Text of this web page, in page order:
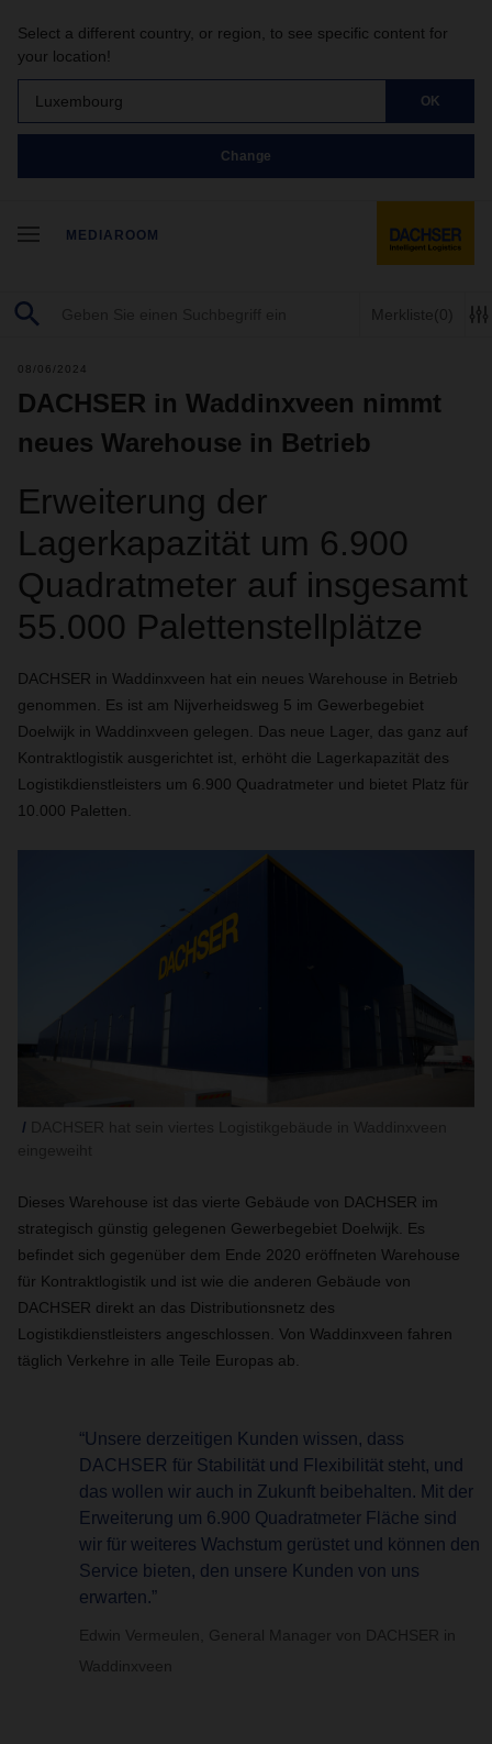
Select a different country, or region, to see specific content for
your location!
Luxembourg OK
Change
MEDIAROOM
Merkliste(0)
08/06/2024
DACHSER in Waddinxveen nimmt
neues Warehouse in Betrieb
Erweiterung der
Lagerkapazität um 6.900
Quadratmeter auf insgesamt
55.000 Palettenstellplätze
DACHSER in Waddinxveen hat ein neues Warehouse in Betrieb
genommen. Es ist am Nijverheidsweg 5 im Gewerbegebiet
Doelwijk in Waddinxveen gelegen. Das neue Lager, das ganz auf
Kontraktlogistik ausgerichtet ist, erhöht die Lagerkapazität des
Logistikdienstleisters um 6.900 Quadratmeter und bietet Platz für
10.000 Paletten.
Dieses Warehouse ist das vierte Gebäude von DACHSER im
strategisch günstig gelegenen Gewerbegebiet Doelwijk. Es
befindet sich gegenüber dem Ende 2020 eröffneten Warehouse
für Kontraktlogistik und ist wie die anderen Gebäude von
DACHSER direkt an das Distributionsnetz des
Logistikdienstleisters angeschlossen. Von Waddinxveen fahren
täglich Verkehre in alle Teile Europas ab.
“Unsere derzeitigen Kunden wissen, dass
DACHSER für Stabilität und Flexibilität steht, und
das wollen wir auch in Zukunft beibehalten. Mit der
Erweiterung um 6.900 Quadratmeter Fläche sind
wir für weiteres Wachstum gerüstet und können den
Service bieten, den unsere Kunden von uns
erwarten.”
Edwin Vermeulen, General Manager von DACHSER in
Waddinxveen